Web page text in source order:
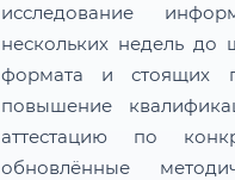
исследование
нескольких недель до
формата и стоящих
повышение
аттестацию по
обновлённые